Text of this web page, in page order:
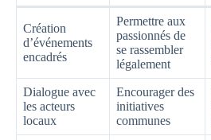
Création
d’événements
encadrés
Permettre aux
passionnés de
se rassembler
légalement
Dialogue avec
les acteurs
locaux
Encourager des
initiatives
communes